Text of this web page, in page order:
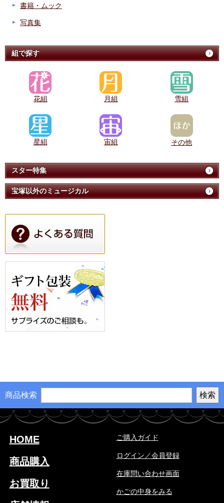
書籍・ムック
写真集
組で探す
花組 月組 雪組
星組 宙組 その他
スター特集
宝塚以外のミュージカル
商品検索
HOME
商品購入
お買取り
ご購入ガイド
ログイン／会員登録
在庫問い合わせ画面
かごの中身をみる